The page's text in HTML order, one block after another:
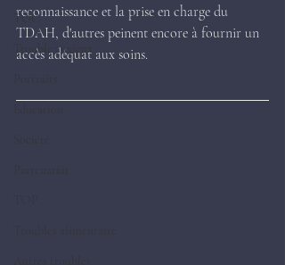
TOC
Trouble anxieux
TOP
Troubles alimentaire
reconnaissance et la prise en charge du
TDAH, d'autres peinent encore à fournir un
accès adéquat aux soins.